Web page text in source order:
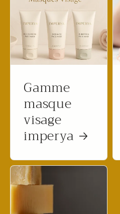
Gamme
masque
visage
imperya